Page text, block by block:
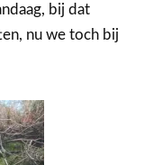
bij dat
nu we toch bij